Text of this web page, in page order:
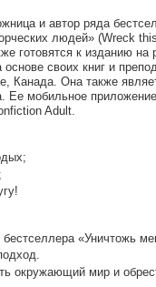
и автор ряда
людей» (Wreck
готовятся к изданию на
своих книг и
Канада. Она также
Ее мобильное
Adult.
«Уничтожь
окружающий мир и